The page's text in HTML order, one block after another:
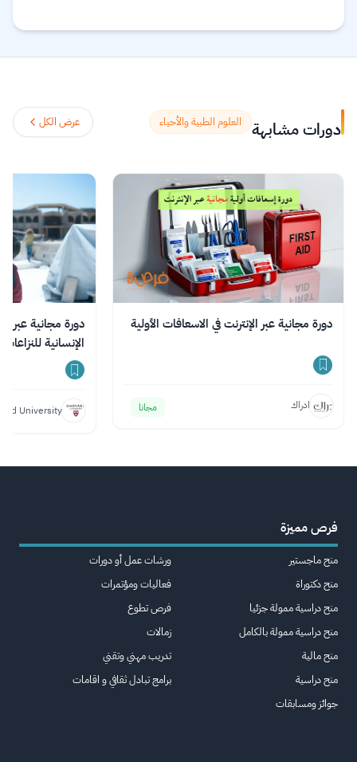
certificates, and degrees from top-tier
million learners to acquire in-demand
skills in fields like computer science, AI,
courses for free or pay for verified
certificates to boost their professional
careers. اقرأ المزيد.
دورات مشابهة العلوم الطبية والأحياء عرض الكل
دورة مجانية عبر الإنترنت في الاسعافات الأولية
ادراك مجانا
دورة مجانية عبر
الإنسانية
University
فرص مميزة
منح ماجستير
منح دكتوراة
منح دراسية ممولة جزئيا
منح دراسية ممولة بالكامل
منح مالية
منح دراسية
جوائز ومسابقات
ورشات عمل أو دورات
فعاليات ومؤتمرات
فرص تطوع
زمالات
تدريب مهني وتقني
برامج تبادل ثقافي و اقامات